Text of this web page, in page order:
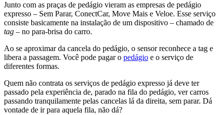
Junto com as praças de pedágio vieram as empresas de pedágio
expresso – Sem Parar, ConectCar, Move Mais e Veloe. Esse serviço
consiste basicamente na instalação de um dispositivo – chamado de
tag – no para-brisa do carro.
Ao se aproximar da cancela do pedágio, o sensor reconhece a tag e
libera a passagem. Você pode pagar o pedágio e o serviço de
diferentes formas.
Quem não contrata os serviços de pedágio expresso já deve ter
passado pela experiência de, parado na fila do pedágio, ver carros
passando tranquilamente pelas cancelas lá da direita, sem parar. Dá
vontade de ir para aquela fila, não dá?